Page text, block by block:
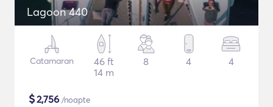
Lagoon 440
Catamaran
46 ft
14 m
8 4 4
$2,756 /noapte